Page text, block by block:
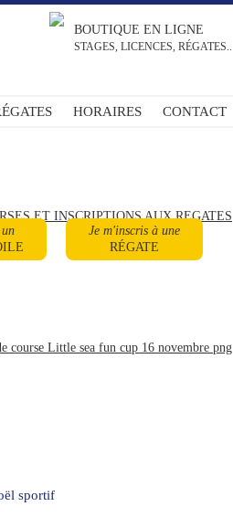
BOUTIQUE EN LIGNE
STAGES, LICENCES, RÉGATES..
HORAIRES
CONTACT
Je m'inscris à une
RÉGATE
ET INSCRIPTIONS AUX REGATES
course Little sea fun cup 16 novembre png
sportif